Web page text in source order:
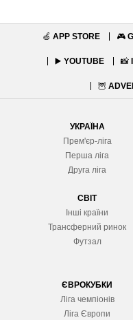
🍏 APP STORE 🎮
▶️ YOUTUBE 📸
🦉
УКРАЇНА
Прем'єр-ліга
Перша ліга
Друга ліга
СВІТ
Інші країни
Трансферний ринок
Футзал
ЄВРОКУБКИ
Ліга чемпіонів
Ліга Європи